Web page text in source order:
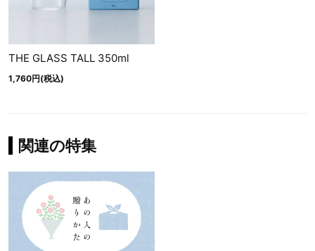
THE GLASS TALL 350ml
1,760円(税込)
関連の特集